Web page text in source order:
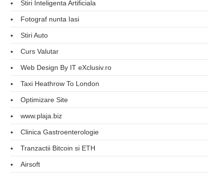
Stiri Inteligenta Artificiala
Fotograf nunta Iasi
Stiri Auto
Curs Valutar
Web Design By IT eXclusiv.ro
Taxi Heathrow To London
Optimizare Site
www.plaja.biz
Clinica Gastroenterologie
Tranzactii Bitcoin si ETH
Airsoft